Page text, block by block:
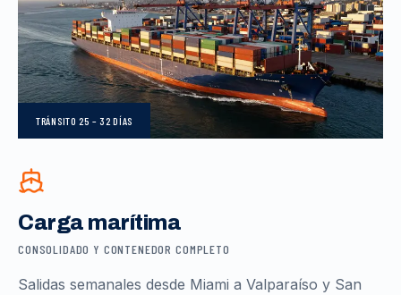
TRÁNSITO 25 – 32 DÍAS
Carga marítima
CONSOLIDADO Y CONTENEDOR COMPLETO
Salidas semanales desde Miami a Valparaíso y San